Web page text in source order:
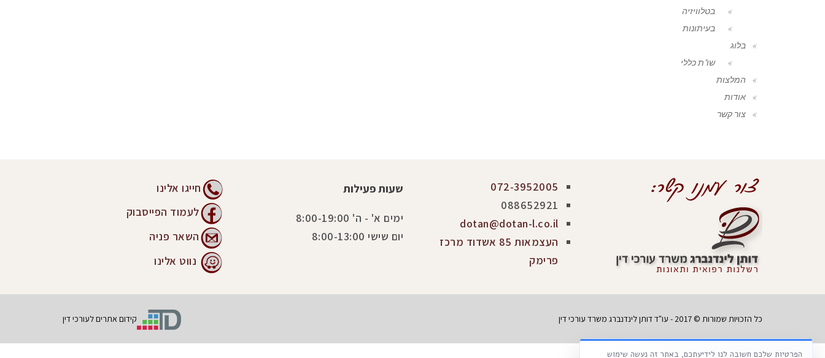
בטלוויזיה
בעיתונות
בלוג
שו"ת כללי
המלצות
אודות
צור קשר
072-3952005
088652921
dotan@dotan-l.co.il
העצמאות 85 אשדוד מרכז
פרימק
שעות פעילות
ימים א' - ה' 8:00-19:00
יום שישי 8:00-13:00
חייגו אלינו
לעמוד הפייסבוק
השאר פניה
נווט אלינו
קידום אתרים לעורכי דין כל הזכויות שמורות © 2017 - עו"ד דותן לינדנברג משרד עורכי דין
הפרטיות שלכם חשובה לנו לידיעתכם, באתר זה נעשה שימוש